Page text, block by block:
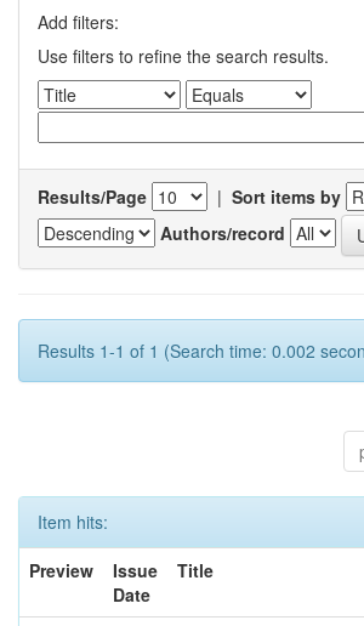
Add filters:
Use filters to refine the search results.
Results/Page | Sort items by
Authors/record
Results 1-1 of 1 (Search time: 0.002
Item hits:
Preview
Issue
Date
Title